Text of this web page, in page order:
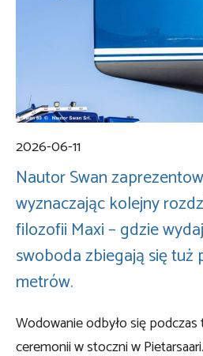
2026-06-11
Nautor Swan
wyznaczając kolejny
filozofii Maxi – gdzie
swoboda zbiegają się tuż
metrów.
Wodowanie odbyło się
ceremonii w stoczni w